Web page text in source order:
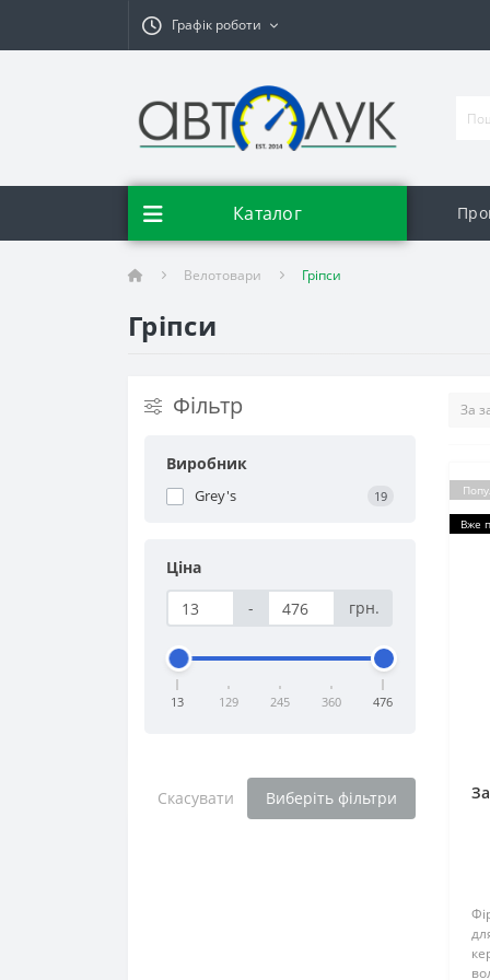
Графік роботи
Каталог
Велотовари Гріпси
Гріпси
Фільтр
Виробник
Grey's 19
Ціна
-
грн.
13 129 245 360 476
Скасувати Виберіть фільтри
Вже